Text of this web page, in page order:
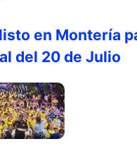
en Montería
del 20 de Julio